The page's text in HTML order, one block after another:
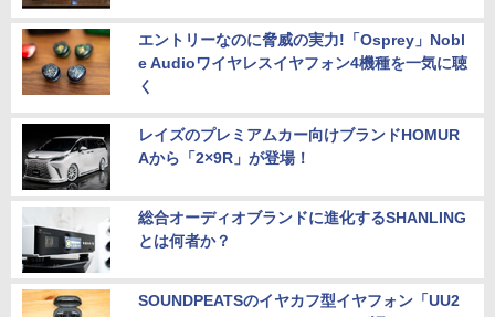
エントリーなのに脅威の実力!「Osprey」Nobl
e Audioワイヤレスイヤフォン4機種を一気に聴
く
レイズのプレミアムカー向けブランドHOMUR
Aから「2×9R」が登場！
総合オーディオブランドに進化するSHANLING
とは何者か？
SOUNDPEATSのイヤカフ型イヤフォン「UU2